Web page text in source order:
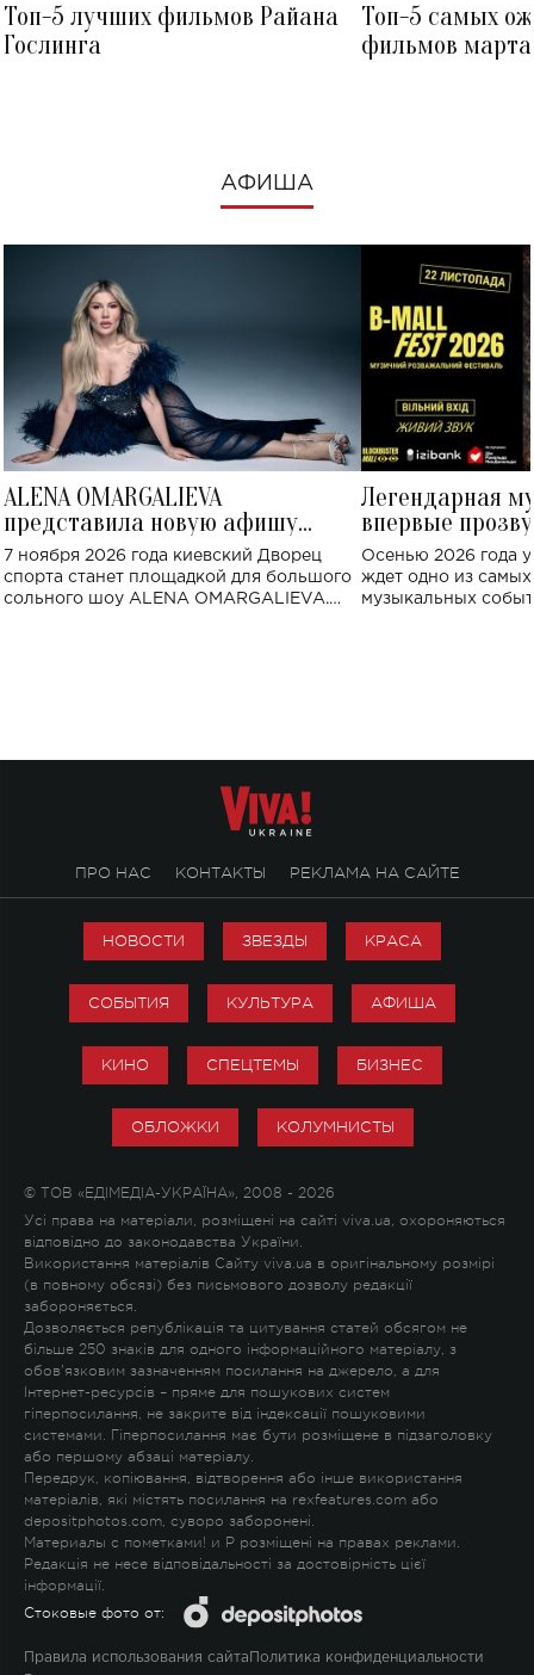
Топ-5 лучших фильмов Райана
Гослинга
Топ-5 самых
фильмов
АФИША
ALENA OMARGALIEVA
представила новую афишу
большого концерта во Дворце
спорта
7 ноября 2026 года киевский Дворец
спорта станет площадкой для большого
сольного шоу ALENA OMARGALIEVA.
Легендарная
впервые
Украине: где
Осенью 2026 года
ждет одно из
музыкальных
ПРО НАС КОНТАКТЫ РЕКЛАМА НА САЙТЕ
НОВОСТИ ЗВЕЗДЫ КРАСА
СОБЫТИЯ КУЛЬТУРА АФИША
КИНО СПЕЦТЕМЫ БИЗНЕС
ОБЛОЖКИ КОЛУМНИСТЫ
© ТОВ «ЕДІМЕДІА-УКРАЇНА», 2008 - 2026
Усі права на матеріали, розміщені на сайті viva.ua, охороняються
відповідно до законодавства України.
Використання матеріалів Сайту viva.ua в оригінальному розмірі
(в повному обсязі) без письмового дозволу редакції
забороняється.
Дозволяється републікація та цитування статей обсягом не
більше 250 знаків для одного інформаційного матеріалу, з
обов'язковим зазначенням посилання на джерело, а для
Інтернет-ресурсів – пряме для пошукових систем
гіперпосилання, не закрите від індексації пошуковими
системами. Гіперпосилання має бути розміщене в підзаголовку
або першому абзаці матеріалу.
Передрук, копіювання, відтворення або інше використання
матеріалів, які містять посилання на rexfeatures.com або
depositphotos.com, суворо заборонені.
Материалы с пометками! и P розміщені на правах реклами.
Редакція не несе відповідальності за достовірність цієї
інформації.
Стоковые фото от:
Правила использования сайта Политика конфиденциальности